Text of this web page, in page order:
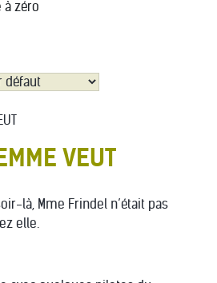
à zéro
VEUT
là, Mme Frindel n’était pas
elle.